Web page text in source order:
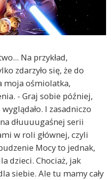
Na przykład,
zdarzyło się, że do
moja ośmiolatka,
- Graj sobie później,
I zasadniczo
dłuuuugaśnej serii
w roli głównej, czyli
Mocy to jednak,
dzieci. Chociaż, jak
siebie. Ale tu mamy cały